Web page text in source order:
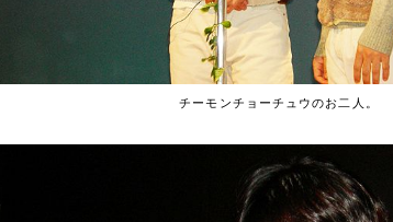
チーモンチョーチュウのお二人。